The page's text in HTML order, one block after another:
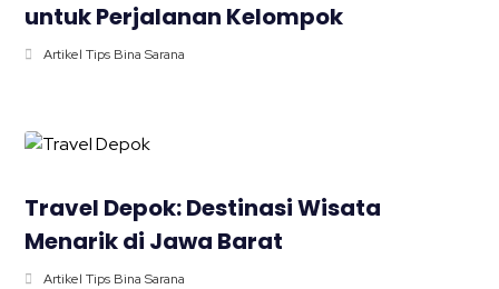
untuk Perjalanan Kelompok
Artikel Tips Bina Sarana
Travel Depok: Destinasi Wisata
Menarik di Jawa Barat
Artikel Tips Bina Sarana